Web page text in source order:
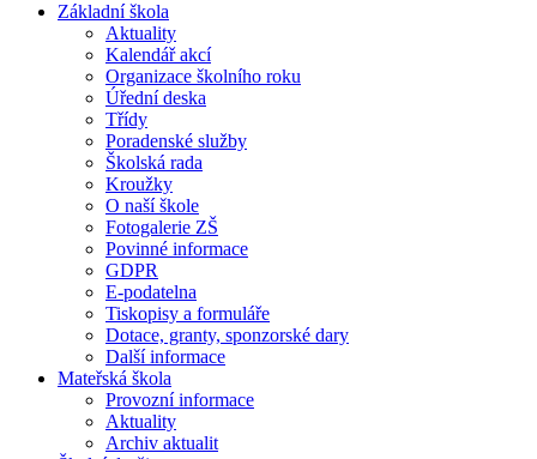
Základní škola
Aktuality
Kalendář akcí
Organizace školního roku
Úřední deska
Třídy
Poradenské služby
Školská rada
Kroužky
O naší škole
Fotogalerie ZŠ
Povinné informace
GDPR
E-podatelna
Tiskopisy a formuláře
Dotace, granty, sponzorské dary
Další informace
Mateřská škola
Provozní informace
Aktuality
Archiv aktualit